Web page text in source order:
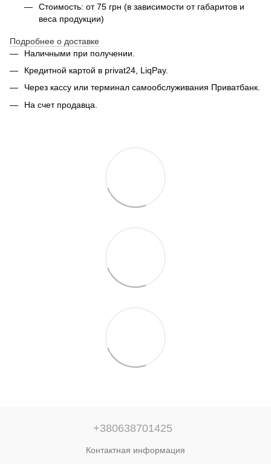
Стоимость: от 75 грн (в зависимости от габаритов и
веса продукции)
Подробнее о доставке
Наличными при получении.
Кредитной картой в privat24, LiqPay.
Через кассу или терминал самообслуживания Приватбанк.
На счет продавца.
+380638701425
Контактная информация